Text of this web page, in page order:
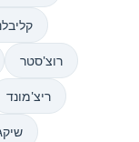
רוצ'סטר
ריצ'מונד